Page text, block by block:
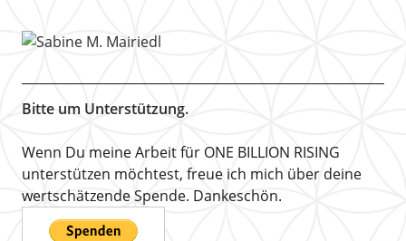
Bitte um Unterstützung.
Wenn Du meine Arbeit für ONE BILLION RISING
unterstützen möchtest, freue ich mich über deine
wertschätzende Spende. Dankeschön.